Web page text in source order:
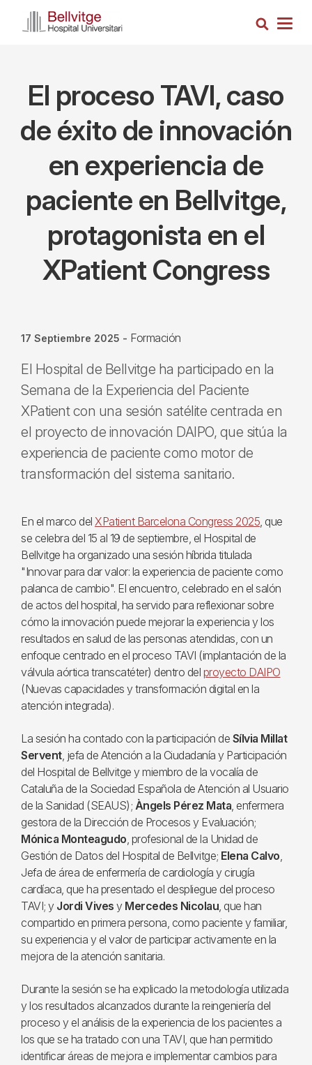
Busca
El proceso TAVI, caso
de éxito de innovación
en experiencia de
paciente en Bellvitge,
protagonista en el
XPatient Congress
17 Septiembre 2025 - Formación
El Hospital de Bellvitge ha participado en la
Semana de la Experiencia del Paciente
XPatient con una sesión satélite centrada en
el proyecto de innovación DAIPO, que sitúa la
experiencia de paciente como motor de
transformación del sistema sanitario.
En el marco del XPatient Barcelona Congress 2025, que
se celebra del 15 al 19 de septiembre, el Hospital de
Bellvitge ha organizado una sesión híbrida titulada
"Innovar para dar valor: la experiencia de paciente como
palanca de cambio". El encuentro, celebrado en el salón
de actos del hospital, ha servido para reflexionar sobre
cómo la innovación puede mejorar la experiencia y los
resultados en salud de las personas atendidas, con un
enfoque centrado en el proceso TAVI (implantación de la
válvula aórtica transcatéter) dentro del proyecto DAIPO
(Nuevas capacidades y transformación digital en la
atención integrada).
La sesión ha contado con la participación de Sílvia Millat
Servent, jefa de Atención a la Ciudadanía y Participación
del Hospital de Bellvitge y miembro de la vocalía de
Cataluña de la Sociedad Española de Atención al Usuario
de la Sanidad (SEAUS); Àngels Pérez Mata, enfermera
gestora de la Dirección de Procesos y Evaluación;
Mónica Monteagudo, profesional de la Unidad de
Gestión de Datos del Hospital de Bellvitge; Elena Calvo,
Jefa de área de enfermería de cardiología y cirugía
cardíaca, que ha presentado el despliegue del proceso
TAVI; y Jordi Vives y Mercedes Nicolau, que han
compartido en primera persona, como paciente y familiar,
su experiencia y el valor de participar activamente en la
mejora de la atención sanitaria.
Durante la sesión se ha explicado la metodología utilizada
y los resultados alcanzados durante la reingeniería del
proceso y el análisis de la experiencia de los pacientes a
los que se ha tratado con una TAVI, que han permitido
identificar áreas de mejora e implementar cambios para